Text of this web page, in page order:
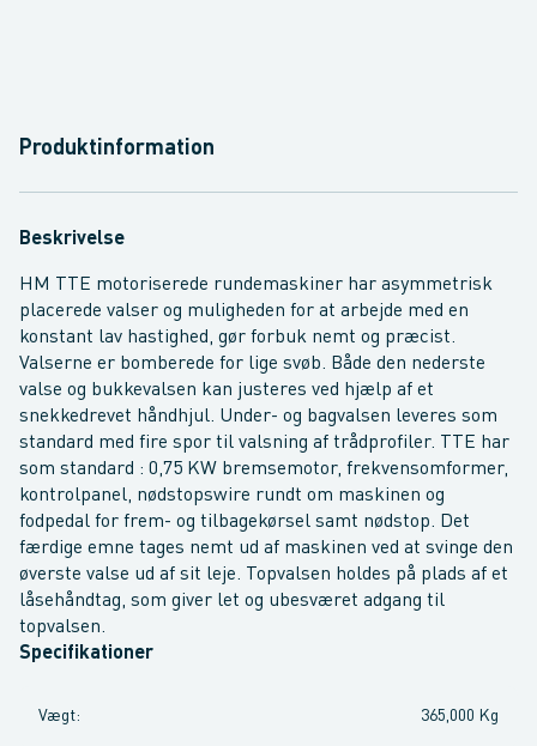
Produktinformation
Beskrivelse
HM TTE motoriserede rundemaskiner har asymmetrisk
placerede valser og muligheden for at arbejde med en
konstant lav hastighed, gør forbuk nemt og præcist.
Valserne er bomberede for lige svøb. Både den nederste
valse og bukkevalsen kan justeres ved hjælp af et
snekkedrevet håndhjul. Under- og bagvalsen leveres som
standard med fire spor til valsning af trådprofiler. TTE har
som standard : 0,75 KW bremsemotor, frekvensomformer,
kontrolpanel, nødstopswire rundt om maskinen og
fodpedal for frem- og tilbagekørsel samt nødstop. Det
færdige emne tages nemt ud af maskinen ved at svinge den
øverste valse ud af sit leje. Topvalsen holdes på plads af et
låsehåndtag, som giver let og ubesværet adgang til
topvalsen.
Specifikationer
Vægt: 365,000 Kg